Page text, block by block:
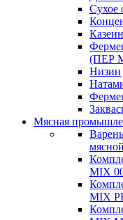
Сухое
(ПЕР
Низин
Мясная
MIX
MIX